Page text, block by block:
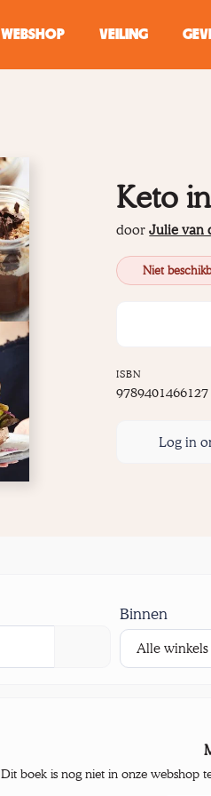
WEBSHOP VEILING
Keto
doorJulie van
Niet
ISBN
9789401466127
Log in
Binnen
Dit boek is nog niet in onze webshop